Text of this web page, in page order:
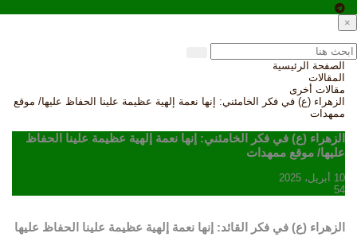
×
الصفحة الرئيسية
المقالات
مقالات أخرى
الزهراء (ع) في فكر الخامئني: إنها نعمة إلهية عظيمة علينا الحفاظ عليها/ موقع
ممهدات
الزهراء (ع) في فكر الخامئني: إنها نعمة إلهية عظيمة علينا الحفاظ
عليها/ موقع ممهدات
10 أبريل، 2025
54
الزهراء (ع) في فكر القائد: إنها نعمة إلهية عظيمة علينا الحفاظ عليها